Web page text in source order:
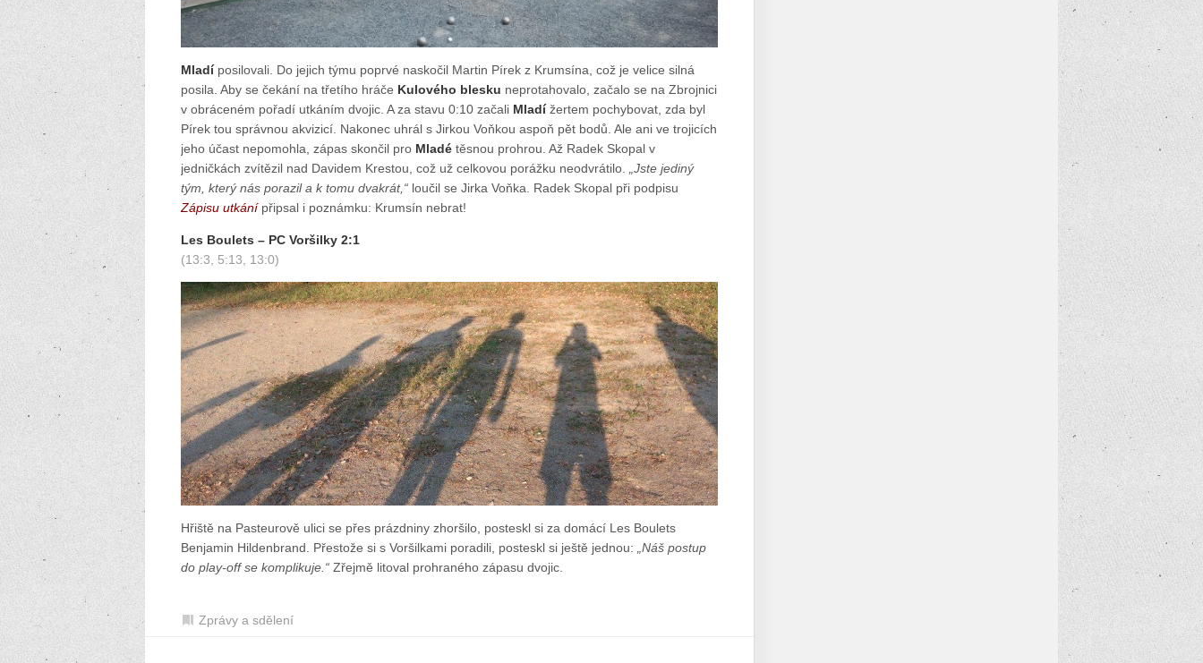
Mladíposilovali. Do jejich týmu poprvé naskočil Martin Pírek z Krumsína, což je velice silná
posila. Aby se čekání na třetího hráče Kulového blesku neprotahovalo, začalo se na Zbrojnici
v obráceném pořadí utkáním dvojic. A za stavu 0:10 začali Mladížertem pochybovat, zda byl
Pírek tou správnou akvizicí. Nakonec uhrál s Jirkou Voňkou aspoň pět bodů. Ale ani ve trojicích
jeho účast nepomohla, zápas skončil pro Mladé těsnou prohrou. Až Radek Skopal v
jedničkách zvítězil nad Davidem Krestou, což už celkovou porážku neodvrátilo.
„Jste jediný
tým, který nás porazil a k tomu dvakrát,“ loučil se Jirka Voňka. Radek Skopal při podpisu
Zápisu utkání připsal i poznámku: Krumsín nebrat!
Les Boulets – PC Voršilky 2:1
(13:3, 5:13, 13:0)
Hřiště na Pasteurově ulici se přes prázdniny zhoršilo, posteskl si za domácí Les Boulets
Benjamin Hildenbrand. Přestože si s Voršilkami poradili, posteskl si ještě jednou:
„Náš postup
do play-off se komplikuje.“ Zřejmě litoval prohraného zápasu dvojic.
Zprávy a sdělení